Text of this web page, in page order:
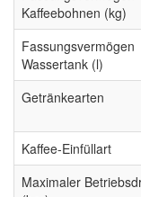
Kaffeebohnen (kg)
Fassungsvermögen
Wassertank (l)
Getränkearten
Kaffee-Einfüllart
Maximaler